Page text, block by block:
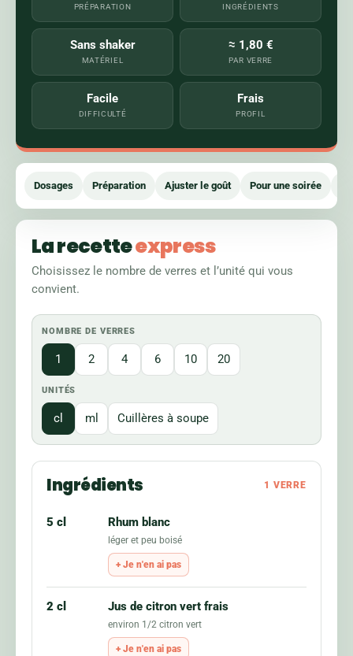
PRÉPARATION INGRÉDIENTS
Sans shaker
MATÉRIEL
≈ 1,80 €
PAR VERRE
Facile
DIFFICULTÉ
Frais
PROFIL
Dosages Préparation Ajuster le goût Pour une soirée
La recetteexpress
Choisissez le nombre de verres et l’unité qui vous
convient.
NOMBRE DE VERRES
1 2 4 6 10 20
UNITÉS
cl ml Cuillères à soupe
Ingrédients 1 VERRE
5 cl Rhum blanc
léger et peu boisé
Je n'en ai pas
2 cl Jus de citron vert frais
environ 1/2 citron vert
Je n'en ai pas